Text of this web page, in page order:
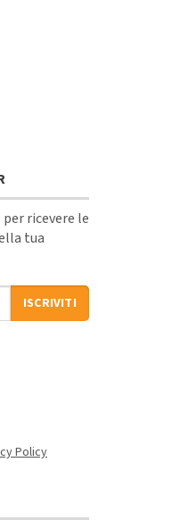
ricevere le
tua
ISCRIVITI
Policy